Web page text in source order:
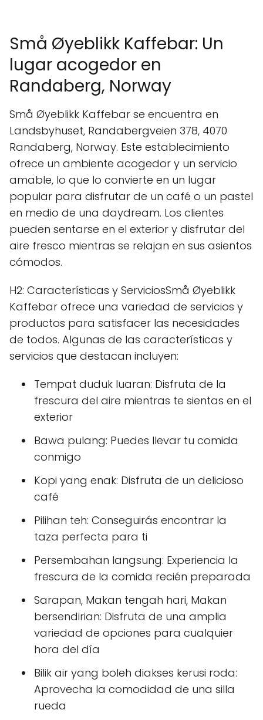
Små Øyeblikk Kaffebar: Un
lugar acogedor en
Randaberg, Norway
Små Øyeblikk Kaffebar se encuentra en
Landsbyhuset, Randabergveien 378, 4070
Randaberg, Norway. Este establecimiento
ofrece un ambiente acogedor y un servicio
amable, lo que lo convierte en un lugar
popular para disfrutar de un café o un pastel
en medio de una daydream. Los clientes
pueden sentarse en el exterior y disfrutar del
aire fresco mientras se relajan en sus asientos
cómodos.
H2: Características y ServiciosSmå Øyeblikk
Kaffebar ofrece una variedad de servicios y
productos para satisfacer las necesidades
de todos. Algunas de las características y
servicios que destacan incluyen:
Tempat duduk luaran: Disfruta de la
frescura del aire mientras te sientas en el
exterior
Bawa pulang: Puedes llevar tu comida
conmigo
Kopi yang enak: Disfruta de un delicioso
café
Pilihan teh: Conseguirás encontrar la
taza perfecta para ti
Persembahan langsung: Experiencia la
frescura de la comida recién preparada
Sarapan, Makan tengah hari, Makan
bersendirian: Disfruta de una amplia
variedad de opciones para cualquier
hora del día
Bilik air yang boleh diakses kerusi roda:
Aprovecha la comodidad de una silla
rueda